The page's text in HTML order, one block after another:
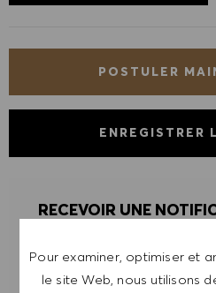
Pour examiner, optimiser et
le site Web, nous utilisons
POSTULER
ENREGISTRER
RECEVOIR UNE
Inscris-toi pour recevoir des